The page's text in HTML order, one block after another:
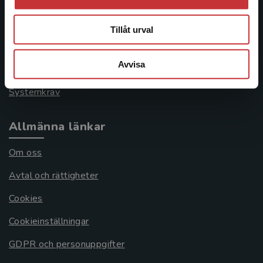
Tillåt urval
Avvisa
Frågor och svar
Systemkrav
Allmänna länkar
Om oss
Avtal och rättigheter
Cookies
Cookieinställningar
GDPR och personuppgifter